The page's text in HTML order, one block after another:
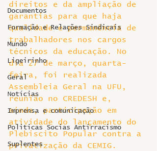
Documentos
Formação e Relações Sindicais
Mundo
Ligeirinho
Geral
Notícias
Imprensa e comunicação
Politicas Socias Antirracismo
Suplentes
direitos e da ampliação de
garantias para que haja
qualidade e permanência de
trabalhadores nos cargos
técnicos da educação. No
dia 27 de março, quarta-
feira, foi realizada
Assembleia Geral na UFU,
reunião no CREDESH e,
ainda, participação em
atividade do lançamento do
Plebiscito Popular contra a
privatização da CEMIG.